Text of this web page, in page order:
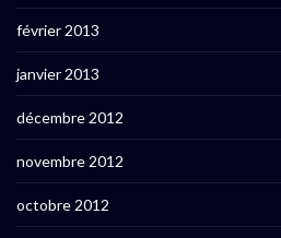
février 2013
janvier 2013
décembre 2012
novembre 2012
octobre 2012